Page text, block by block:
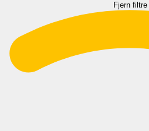
Fjern filtre